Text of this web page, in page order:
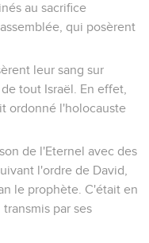
au sacrifice
qui posèrent
leur sang sur
tout Israël. En effet,
ordonné l'holocauste
de l'Eternel avec des
l'ordre de David,
le prophète. C'était en
par ses